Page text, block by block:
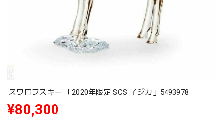
スワロフスキー 「2020年限定 SCS 子ジカ」5493978
¥80,300